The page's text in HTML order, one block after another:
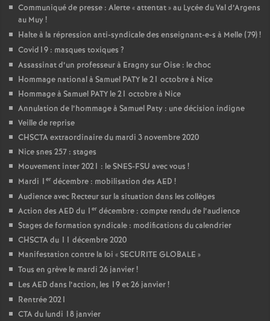
Communiqué de presse : Alerte «attentat» au Lycée du Val d’Argens
au Muy !
Halte à la répression anti-syndicale des enseignant-e-s à Melle (79)!
Covid19 : masques toxiques ?
Assassinat d’un professeur à Eragny sur Oise : le choc
Hommage national à Samuel PATY le 21 octobre à Nice
Hommage à Samuel PATY le 21 octobre à Nice
Annulation de l’hommage à Samuel Paty : une décision indigne
Veille de reprise
CHSCTA extraordinaire du mardi 3 novembre 2020
Nice snes 257 : stages
Mouvement inter 2021 : le SNES-FSU avec vous !
Mardi 1 er décembre : mobilisation des AED !
Audience avec Recteur sur la situation dans les collèges
Action des AED du 1 er décembre : compte rendu de l’audience
Stages de formation syndicale : modifications du calendrier
CHSCTA du 11 décembre 2020
Manifestation contre la loi «SECURITE GLOBALE »
Tous en grève le mardi 26 janvier!
Les AED dans l’action, les 19 et 26 janvier!
Rentrée 2021
CTA du lundi 18 janvier